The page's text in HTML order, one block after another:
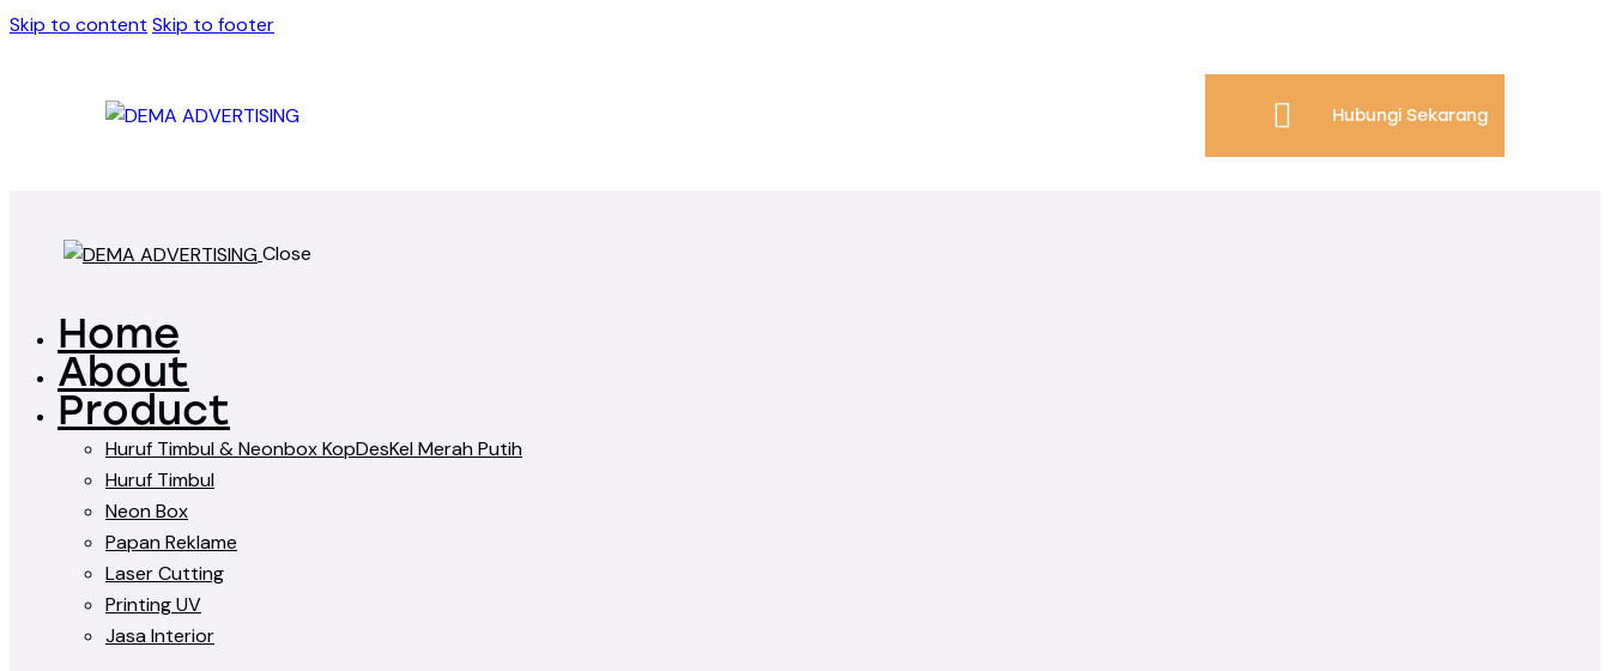
Skip to content Skip to footer
Hubungi Sekarang
Close
Home
About
Product
Huruf Timbul & Neonbox KopDesKel Merah Putih
Huruf Timbul
Neon Box
Papan Reklame
Laser Cutting
Printing UV
Jasa Interior